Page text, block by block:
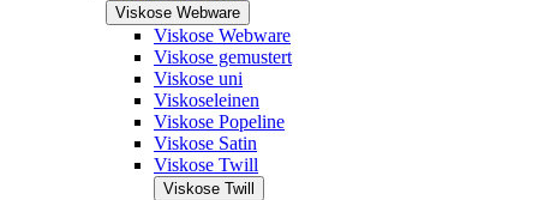
Viskose Webware
Viskose Webware
Viskose gemustert
Viskose uni
Viskoseleinen
Viskose Popeline
Viskose Satin
Viskose Twill
Viskose Twill